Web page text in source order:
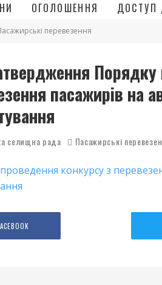
ОГОЛОШЕННЯ ДОСТУП
перевезення
Порядку
пасажирів на
селищна рада Пасажирські
конкурсу з